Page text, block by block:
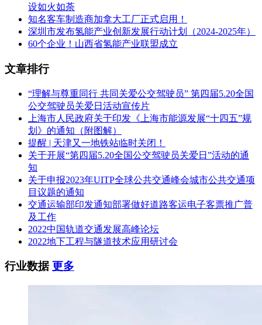
设如火如荼
知名客车制造商加拿大工厂正式启用！
深圳市发布氢能产业创新发展行动计划（2024-2025年）
60个企业！山西省氢能产业联盟成立
文章排行
“理解与尊重同行 共同关爱公交驾驶员” 第四届5.20全国
公交驾驶员关爱日活动宣传片
上海市人民政府关于印发《上海市能源发展“十四五”规
划》的通知（附图解）
提醒 | 天津又一地铁站临时关闭！
关于开展“第四届5.20全国公交驾驶员关爱日”活动的通
知
关于申报2023年UITP全球公共交通峰会城市公共交通项
目议题的通知
交通运输部印发通知部署做好道路客运电子客票推广普
及工作
2022中国轨道交通发展高峰论坛
2022地下工程与隧道技术应用研讨会
行业数据更多